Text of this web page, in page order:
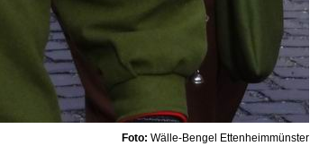
Foto: Wälle-Bengel Ettenheimmünster